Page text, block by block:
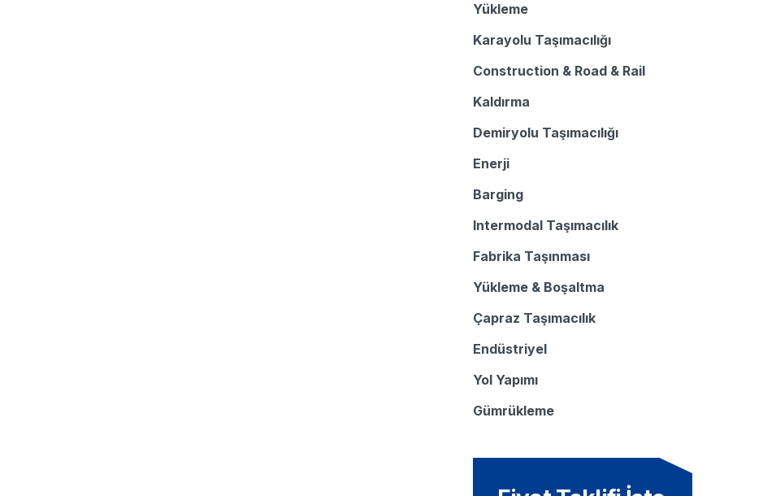
Yükleme
Karayolu Taşımacılığı
Construction & Road & Rail
Kaldırma
Demiryolu Taşımacılığı
Enerji
Barging
Intermodal Taşımacılık
Fabrika Taşınması
Yükleme & Boşaltma
Çapraz Taşımacılık
Endüstriyel
Yol Yapımı
Gümrükleme